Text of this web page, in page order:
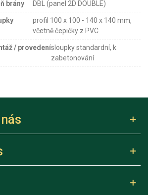
brány DBL (panel 2D DOUBLE)
profil 100 x 100 - 140 x 140 mm,
včetně čepičky z PVC
/ provedenísloupky standardní, k
zabetonování